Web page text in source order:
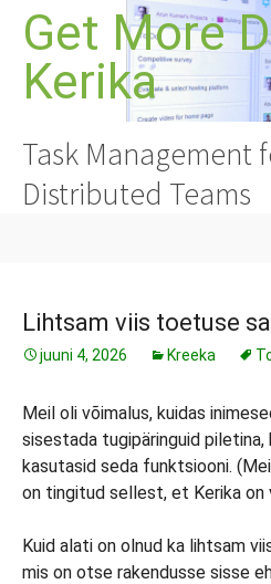
Liigu
sisu
juurde
Get More
Kerika
Task Management
Distributed Teams
Lihtsam viis toetuse
juuni 4, 2026 Kreeka
Meil oli võimalus, kuidas
sisestada tugipäringuid piletina,
kasutasid seda funktsiooni.
on tingitud sellest, et Kerika on
Kuid alati on olnud ka lihtsam
mis on otse rakendusse sisse